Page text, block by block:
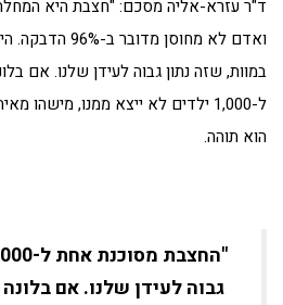
ד"ר עזרא-אליה מסכם: "חצבת היא
במוות, שזה נתון גבוה לעידן שלנו. אם
ל-1,000 ילדים לא ייצא ממנו, מישהו
הוא תוהה.
גבוה לעידן שלנו. אם